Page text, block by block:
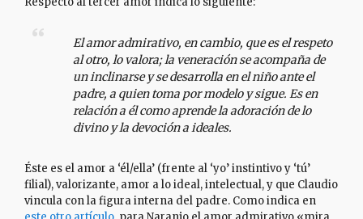
El amor admirativo, en cambio, que es el respeto
al otro, lo valora; la veneración se acompaña de
un inclinarse y se desarrolla en el niño ante el
padre, a quien toma por modelo y sigue. Es en
relación a él como aprende la adoración de lo
divino y la devoción a ideales.
Éste es el amor a ‘él/ella’ (frente al ‘yo’ instintivo y ‘tú’
filial), valorizante, amor a lo ideal, intelectual, y que Claudio
vincula con la figura interna del padre. Como indica en